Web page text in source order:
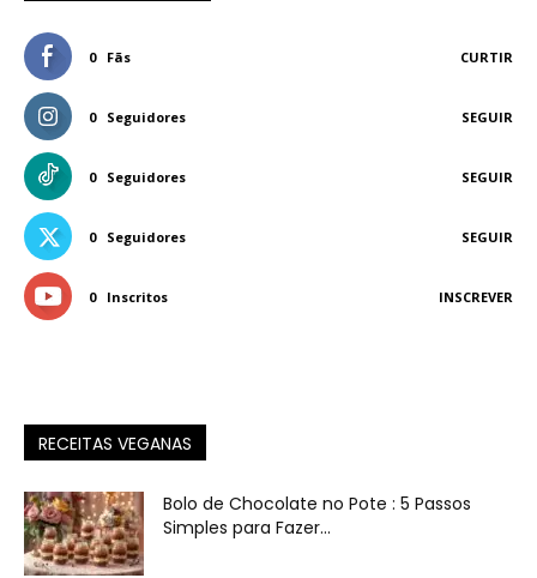
0 Fãs CURTIR
0 Seguidores SEGUIR
0 Seguidores SEGUIR
0 Seguidores SEGUIR
0 Inscritos INSCREVER
RECEITAS VEGANAS
Bolo de Chocolate no Pote : 5 Passos
Simples para Fazer...